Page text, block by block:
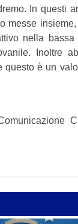
In questi
messe
nella bassa
Inoltre
questo è un